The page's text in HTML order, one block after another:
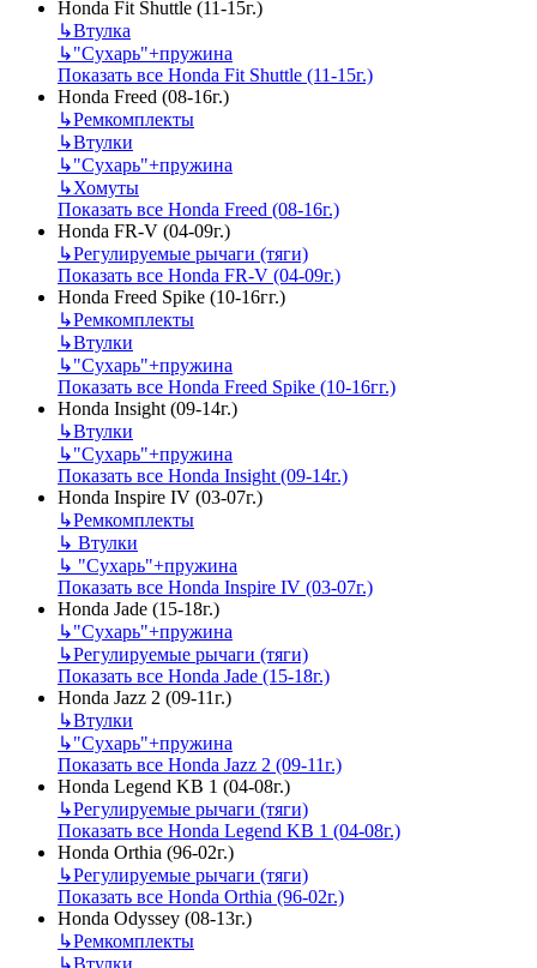
Honda Fit Shuttle (11-15г.)
↳Втулка
↳"Сухарь"+пружина
Показать все Honda Fit Shuttle (11-15г.)
Honda Freed (08-16г.)
↳Ремкомплекты
↳Втулки
↳"Сухарь"+пружина
↳Хомуты
Показать все Honda Freed (08-16г.)
Honda FR-V (04-09г.)
↳Регулируемые рычаги (тяги)
Показать все Honda FR-V (04-09г.)
Honda Freed Spike (10-16гг.)
↳Ремкомплекты
↳Втулки
↳"Сухарь"+пружина
Показать все Honda Freed Spike (10-16гг.)
Honda Insight (09-14г.)
↳Втулки
↳"Сухарь"+пружина
Показать все Honda Insight (09-14г.)
Honda Inspire IV (03-07г.)
↳Ремкомплекты
↳ Втулки
↳ "Сухарь"+пружина
Показать все Honda Inspire IV (03-07г.)
Honda Jade (15-18г.)
↳"Сухарь"+пружина
↳Регулируемые рычаги (тяги)
Показать все Honda Jade (15-18г.)
Honda Jazz 2 (09-11г.)
↳Втулки
↳"Сухарь"+пружина
Показать все Honda Jazz 2 (09-11г.)
Honda Legend KB 1 (04-08г.)
↳Регулируемые рычаги (тяги)
Показать все Honda Legend KB 1 (04-08г.)
Honda Orthia (96-02г.)
↳Регулируемые рычаги (тяги)
Показать все Honda Orthia (96-02г.)
Honda Odyssey (08-13г.)
↳Ремкомплекты
↳Втулки